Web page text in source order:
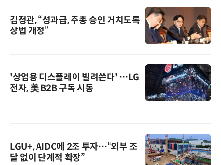
김정관, “성과급, 주총 승인 거치도록
상법 개정”
'상업용 디스플레이 빌려쓴다' …LG
전자, 美 B2B 구독 시동
LGU+, AIDC에 2조 투자…“외부 조
달 없이 단계적 확장”